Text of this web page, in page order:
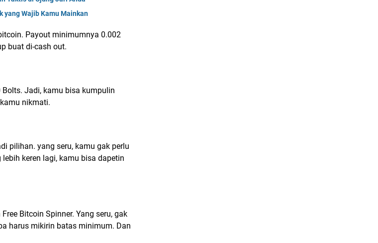
yang Wajib Kamu Mainkan
Payout minimumnya 0.002
buat di-cash out.
Jadi, kamu bisa kumpulin
nikmati.
pilihan. yang seru, kamu gak perlu
keren lagi, kamu bisa dapetin
Bitcoin Spinner. Yang seru, gak
harus mikirin batas minimum. Dan